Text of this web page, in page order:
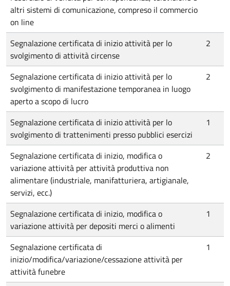
altri sistemi di comunicazione, compreso il commercio
on line
Segnalazione certificata di inizio attività per lo
svolgimento di attività circense
2
Segnalazione certificata di inizio attività per lo
svolgimento di manifestazione temporanea in luogo
aperto a scopo di lucro
2
Segnalazione certificata di inizio attività per lo
svolgimento di trattenimenti presso pubblici esercizi
1
Segnalazione certificata di inizio, modifica o
variazione attività per attività produttiva non
alimentare (industriale, manifatturiera, artigianale,
servizi, ecc.)
2
Segnalazione certificata di inizio, modifica o
variazione attività per depositi merci o alimenti
1
Segnalazione certificata di
inizio/modifica/variazione/cessazione attività per
attività funebre
1